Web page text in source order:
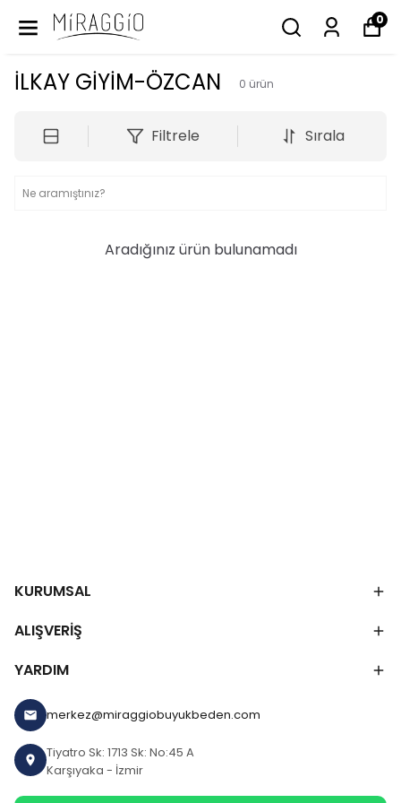
0
İLKAY GİYİM-ÖZCAN 0 ürün
Filtrele Sırala
Aradığınız ürün bulunamadı
KURUMSAL
ALIŞVERİŞ
YARDIM
merkez@miraggiobuyukbeden.com
Tiyatro Sk: 1713 Sk: No:45 A
Karşıyaka - İzmir